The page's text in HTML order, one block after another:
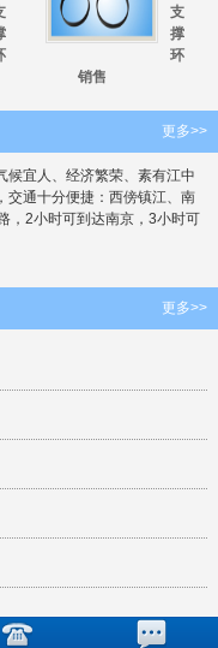
支
撑
环
销售
更多>>
宜人、经济繁荣、素有江中
通十分便捷：西傍镇江、南
，2小时可到达南京，3小时可
更多>>